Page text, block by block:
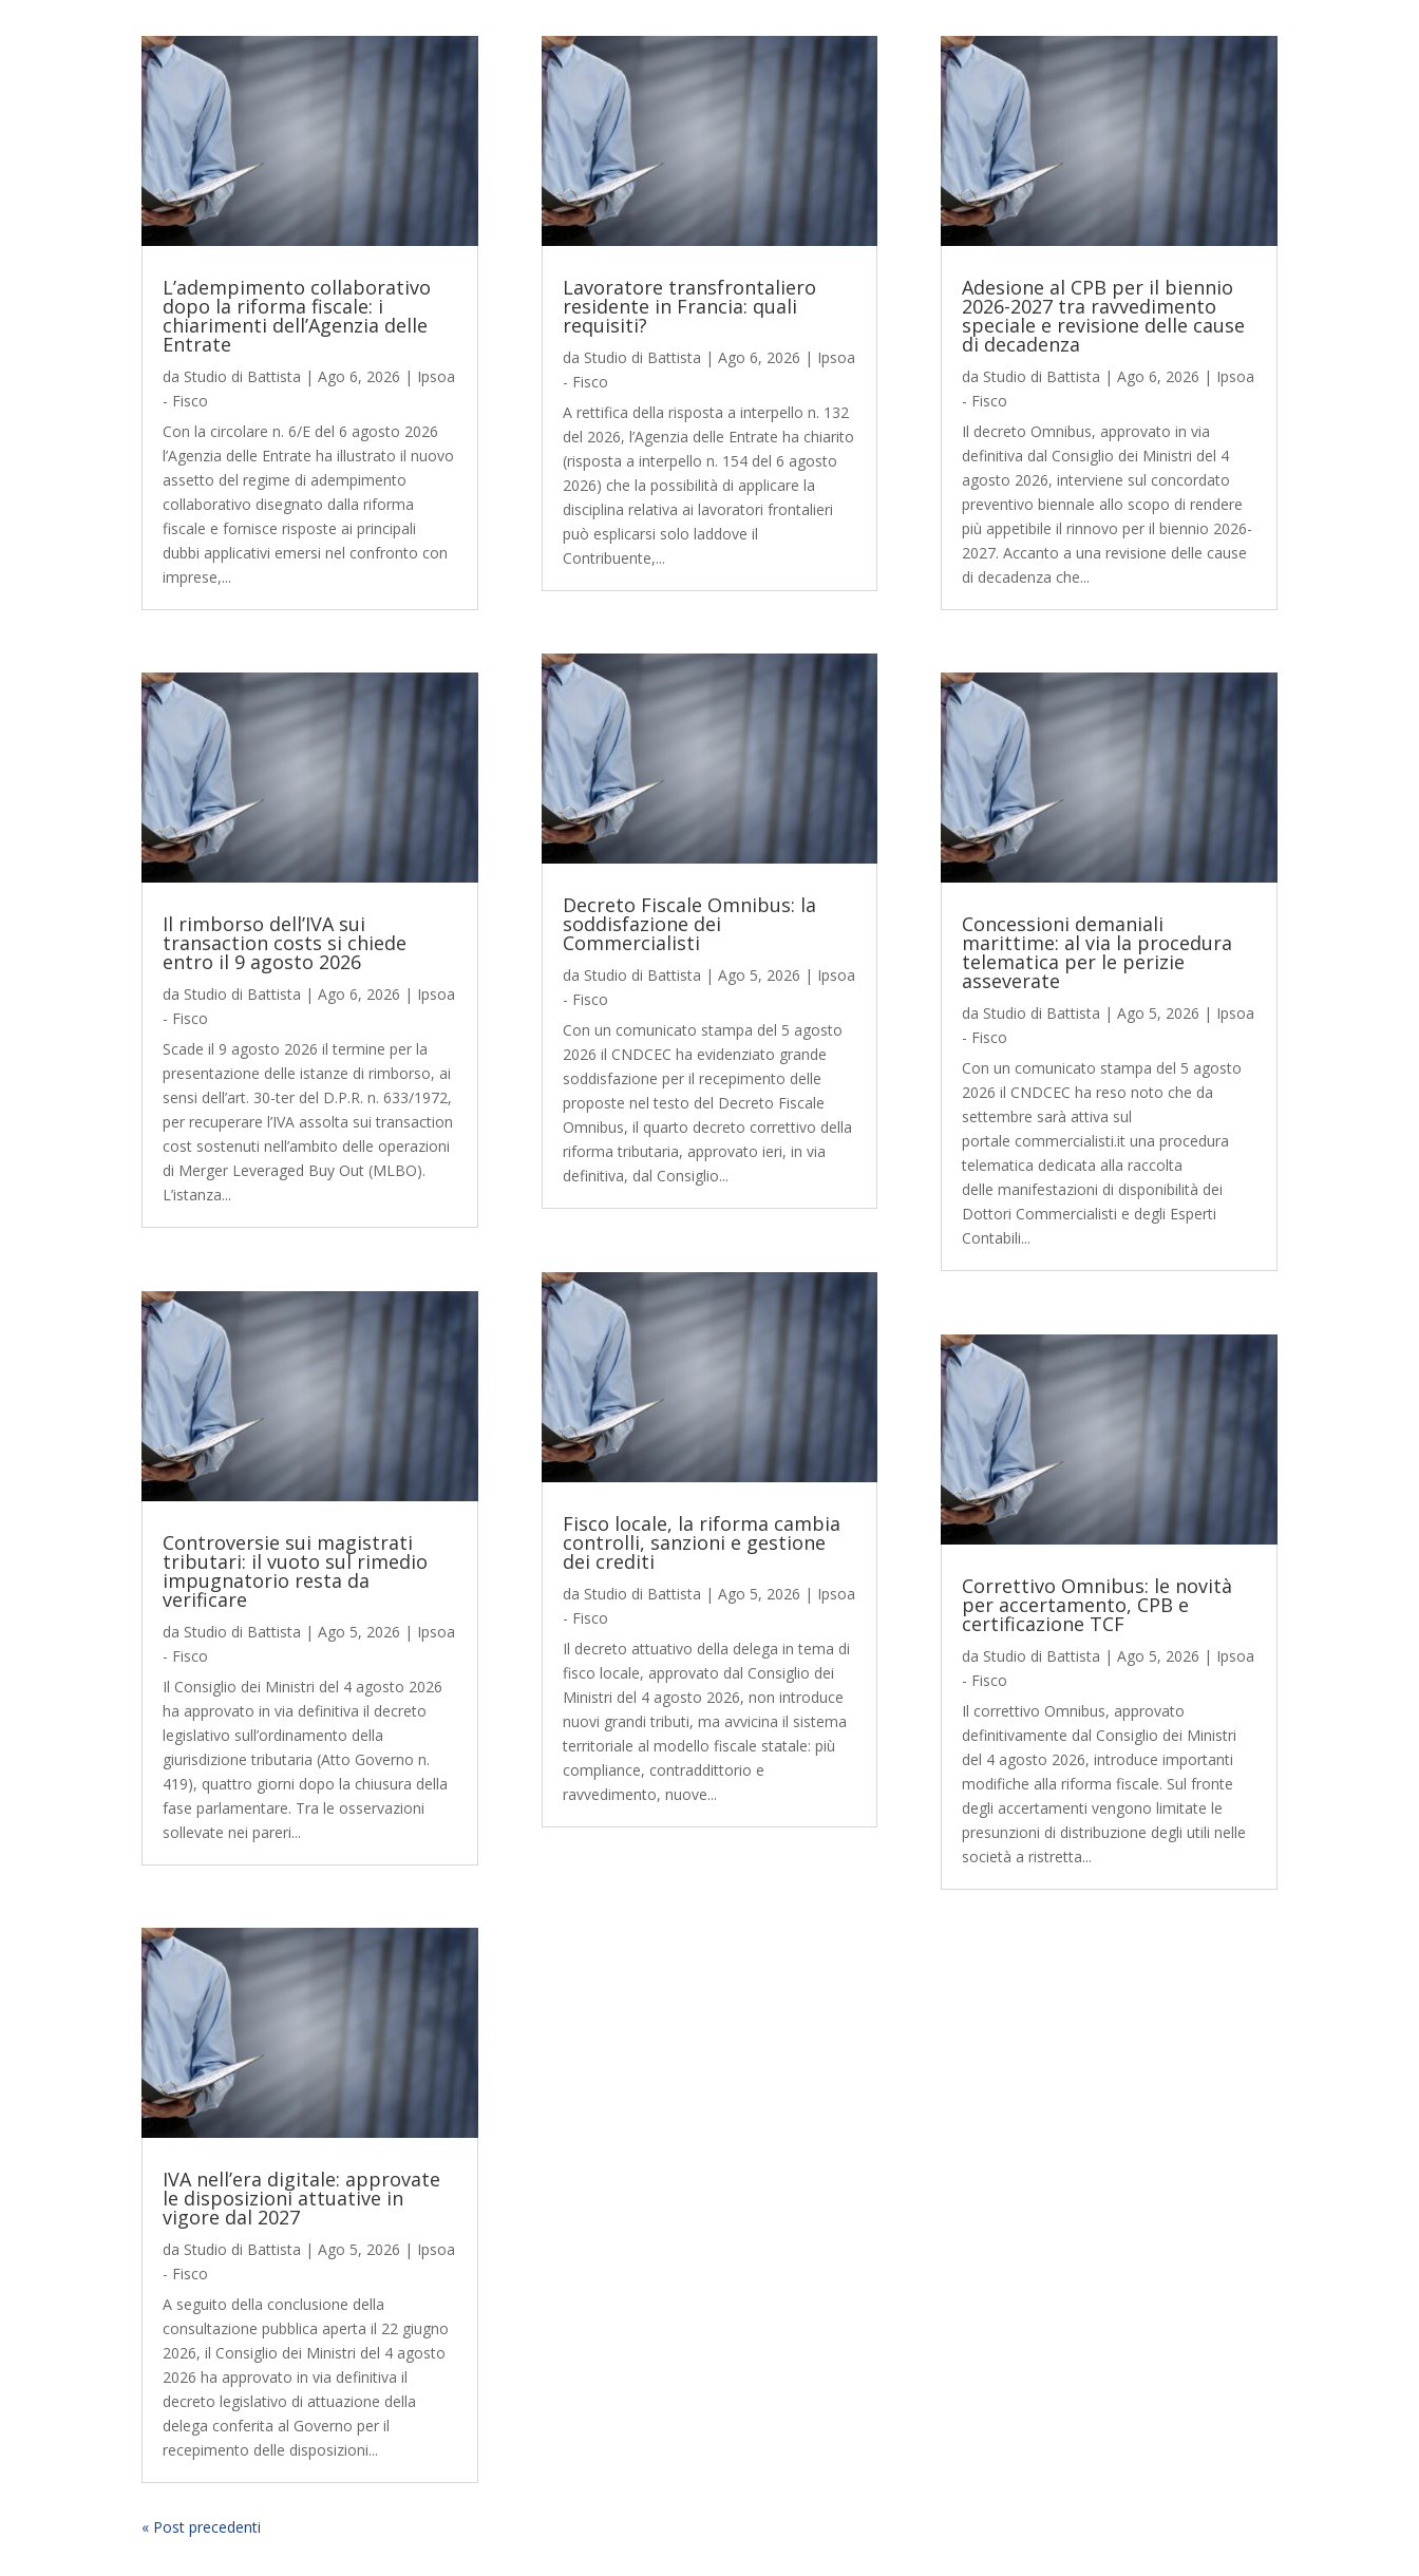
L’adempimento collaborativo
dopo la riforma fiscale: i
chiarimenti dell’Agenzia delle
Entrate
da Studio di Battista |Ago 6, 2026 | Ipsoa
- Fisco
Con la circolare n. 6/E del 6 agosto 2026
l’Agenzia delle Entrate ha illustrato il nuovo
assetto del regime di adempimento
collaborativo disegnato dalla riforma
fiscale e fornisce risposte ai principali
dubbi applicativi emersi nel confronto con
imprese,...
Il rimborso dell’IVA sui
transaction costs si chiede
entro il 9 agosto 2026
da Studio di Battista |Ago 6, 2026 | Ipsoa
- Fisco
Scade il 9 agosto 2026 il termine per la
presentazione delle istanze di rimborso, ai
sensi dell’art. 30-ter del D.P.R. n. 633/1972,
per recuperare l’IVA assolta sui transaction
cost sostenuti nell’ambito delle operazioni
di Merger Leveraged Buy Out (MLBO).
L’istanza...
Controversie sui magistrati
tributari: il vuoto sul rimedio
impugnatorio resta da
verificare
da Studio di Battista |Ago 5, 2026 | Ipsoa
- Fisco
Il Consiglio dei Ministri del 4 agosto 2026
ha approvato in via definitiva il decreto
legislativo sull’ordinamento della
giurisdizione tributaria (Atto Governo n.
419), quattro giorni dopo la chiusura della
fase parlamentare. Tra le osservazioni
sollevate nei pareri...
IVA nell’era digitale: approvate
le disposizioni attuative in
vigore dal 2027
da Studio di Battista |Ago 5, 2026 | Ipsoa
- Fisco
A seguito della conclusione della
consultazione pubblica aperta il 22 giugno
2026, il Consiglio dei Ministri del 4 agosto
2026 ha approvato in via definitiva il
decreto legislativo di attuazione della
delega conferita al Governo per il
recepimento delle disposizioni...
Lavoratore transfrontaliero
residente in Francia: quali
requisiti?
da Studio di Battista | Ago 6, 2026 | Ipsoa
- Fisco
A rettifica della risposta a interpello n. 132
del 2026, l’Agenzia delle Entrate ha chiarito
(risposta a interpello n. 154 del 6 agosto
2026) che la possibilità di applicare la
disciplina relativa ai lavoratori frontalieri
può esplicarsi solo laddove il
Contribuente,...
Decreto Fiscale Omnibus: la
soddisfazione dei
Commercialisti
da Studio di Battista | Ago 5, 2026 | Ipsoa
- Fisco
Con un comunicato stampa del 5 agosto
2026 il CNDCEC ha evidenziato grande
soddisfazione per il recepimento delle
proposte nel testo del Decreto Fiscale
Omnibus, il quarto decreto correttivo della
riforma tributaria, approvato ieri, in via
definitiva, dal Consiglio...
Fisco locale, la riforma cambia
controlli, sanzioni e gestione
dei crediti
da Studio di Battista | Ago 5, 2026 | Ipsoa
- Fisco
Il decreto attuativo della delega in tema di
fisco locale, approvato dal Consiglio dei
Ministri del 4 agosto 2026, non introduce
nuovi grandi tributi, ma avvicina il sistema
territoriale al modello fiscale statale: più
compliance, contraddittorio e
ravvedimento, nuove...
Adesione al CPB per il biennio
2026-2027 tra ravvedimento
speciale e revisione delle cause
di decadenza
da Studio di Battista | Ago 6, 2026 | Ipsoa
- Fisco
Il decreto Omnibus, approvato in via
definitiva dal Consiglio dei Ministri del 4
agosto 2026, interviene sul concordato
preventivo biennale allo scopo di rendere
più appetibile il rinnovo per il biennio 2026-
2027. Accanto a una revisione delle cause
di decadenza che...
Concessioni demaniali
marittime: al via la procedura
telematica per le perizie
asseverate
da Studio di Battista | Ago 5, 2026 | Ipsoa
- Fisco
Con un comunicato stampa del 5 agosto
2026 il CNDCEC ha reso noto che da
settembre sarà attiva sul
portale commercialisti.it una procedura
telematica dedicata alla raccolta
delle manifestazioni di disponibilità dei
Dottori Commercialisti e degli Esperti
Contabili...
Correttivo Omnibus: le novità
per accertamento, CPB e
certificazione TCF
da Studio di Battista | Ago 5, 2026 | Ipsoa
- Fisco
Il correttivo Omnibus, approvato
definitivamente dal Consiglio dei Ministri
del 4 agosto 2026, introduce importanti
modifiche alla riforma fiscale. Sul fronte
degli accertamenti vengono limitate le
presunzioni di distribuzione degli utili nelle
società a ristretta...
« Post precedenti